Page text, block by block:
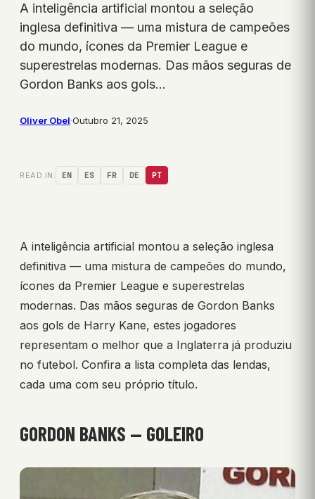
A inteligência artificial montou a seleção
inglesa definitiva — uma mistura de campeões
do mundo, ícones da Premier League e
superestrelas modernas. Das mãos seguras de
Gordon Banks aos gols…
Oliver Obel·Outubro 21, 2025
READ IN: EN ES FR DE PT
A inteligência artificial montou a seleção inglesa
definitiva — uma mistura de campeões do mundo,
ícones da Premier League e superestrelas
modernas. Das mãos seguras de Gordon Banks
aos gols de Harry Kane, estes jogadores
representam o melhor que a Inglaterra já produziu
no futebol. Confira a lista completa das lendas,
cada uma com seu próprio título.
GORDON BANKS — GOLEIRO